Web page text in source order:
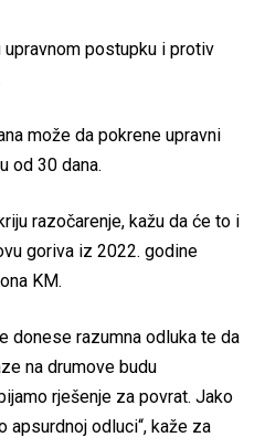
upravnom postupku i protiv
može da pokrene upravni
od 30 dana.
razočarenje, kažu da će to i
goriva iz 2022. godine
KM.
donese razumna odluka te da
na drumove budu
rješenje za povrat. Jako
apsurdnoj odluci“, kaže za